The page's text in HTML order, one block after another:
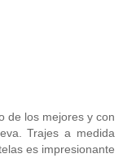
de los mejores y con
Trajes a medida
es impresionante